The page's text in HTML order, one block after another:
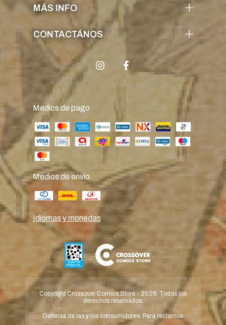
MÁS INFO
CONTACTÁNOS
Medios de pago
Medios de envío
Idiomas y monedas
Copyright Crossover Comics Store - 2026. Todos los
derechos reservados.
Defensa de las y los consumidores. Para reclamos